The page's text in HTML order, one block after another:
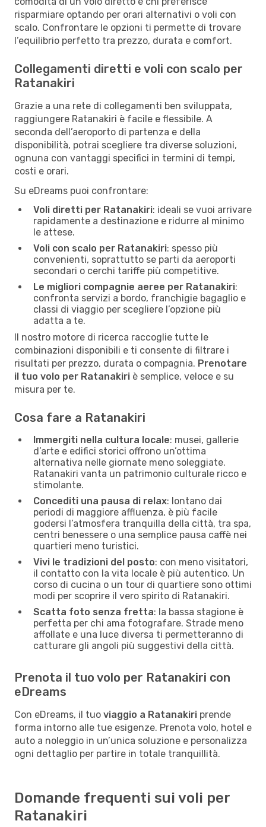
risparmiare optando per orari alternativi o voli con
scalo. Confrontare le opzioni ti permette di trovare
l’equilibrio perfetto tra prezzo, durata e comfort.
Collegamenti diretti e voli con scalo per
Ratanakiri
Grazie a una rete di collegamenti ben sviluppata,
raggiungere Ratanakiri è facile e flessibile. A
seconda dell’aeroporto di partenza e della
disponibilità, potrai scegliere tra diverse soluzioni,
ognuna con vantaggi specifici in termini di tempi,
costi e orari.
Su eDreams puoi confrontare:
Voli diretti per Ratanakiri: ideali se vuoi arrivare
rapidamente a destinazione e ridurre al minimo
le attese.
Voli con scalo per Ratanakiri: spesso più
convenienti, soprattutto se parti da aeroporti
secondari o cerchi tariffe più competitive.
Le migliori compagnie aeree per Ratanakiri:
confronta servizi a bordo, franchigie bagaglio e
classi di viaggio per scegliere l’opzione più
adatta a te.
Il nostro motore di ricerca raccoglie tutte le
combinazioni disponibili e ti consente di filtrare i
risultati per prezzo, durata o compagnia. Prenotare
il tuo volo per Ratanakiri è semplice, veloce e su
misura per te.
Cosa fare a Ratanakiri
Immergiti nella cultura locale: musei, gallerie
d’arte e edifici storici offrono un’ottima
alternativa nelle giornate meno soleggiate.
Ratanakiri vanta un patrimonio culturale ricco e
stimolante.
Concediti una pausa di relax: lontano dai
periodi di maggiore affluenza, è più facile
godersi l’atmosfera tranquilla della città, tra spa,
centri benessere o una semplice pausa caffè nei
quartieri meno turistici.
Vivi le tradizioni del posto: con meno visitatori,
il contatto con la vita locale è più autentico. Un
corso di cucina o un tour di quartiere sono ottimi
modi per scoprire il vero spirito di Ratanakiri.
Scatta foto senza fretta: la bassa stagione è
perfetta per chi ama fotografare. Strade meno
affollate e una luce diversa ti permetteranno di
catturare gli angoli più suggestivi della città.
Prenota il tuo volo per Ratanakiri con
eDreams
Con eDreams, il tuo viaggio a Ratanakiri prende
forma intorno alle tue esigenze. Prenota volo, hotel e
auto a noleggio in un’unica soluzione e personalizza
ogni dettaglio per partire in totale tranquillità.
Domande frequenti sui voli per
Ratanakiri